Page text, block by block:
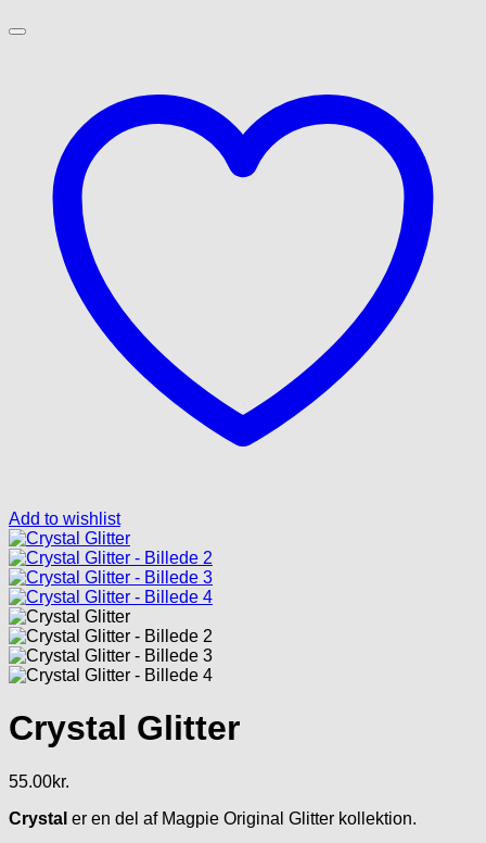
Add to wishlist
Crystal Glitter
55.00kr.
Crystal er en del af Magpie Original Glitter kollektion.